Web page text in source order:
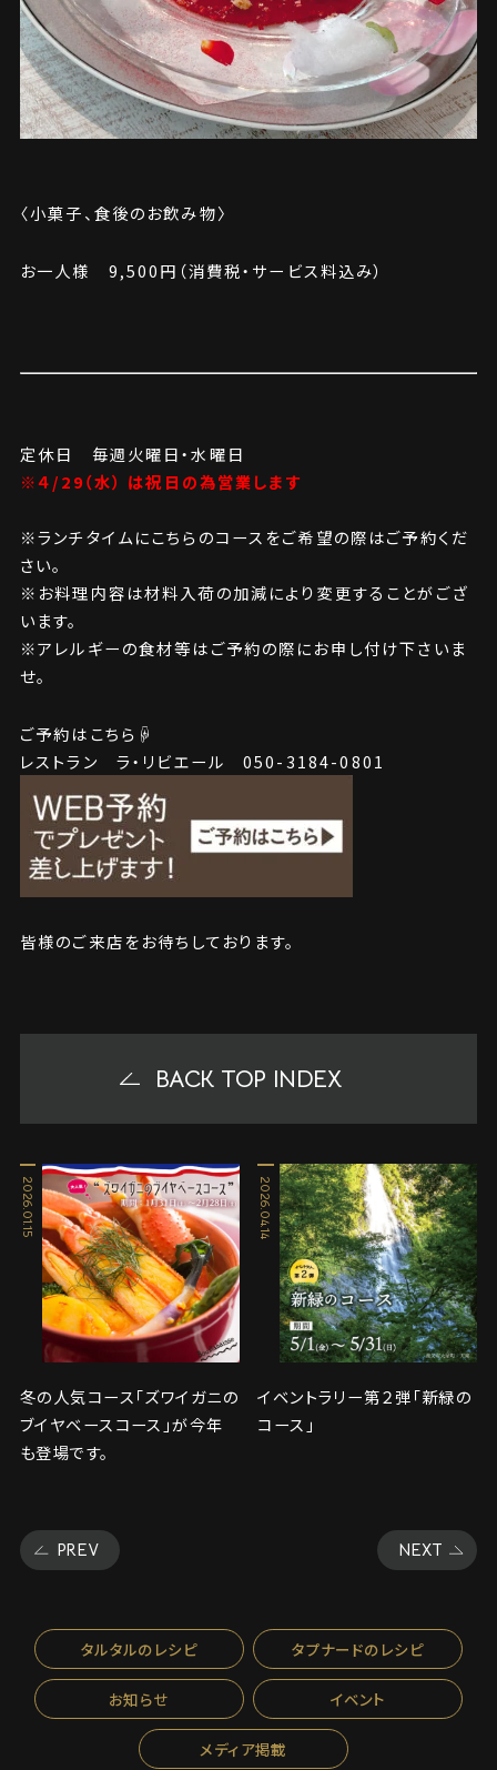
〈小菓子、食後のお飲み物〉
お一人様 9,500円（消費税・サービス料込み）
定休日 毎週火曜日・水曜日
※４/29（水） は祝日の為営業します
※ランチタイムにこちらのコースをご希望の際はご予約くだ
さい。
※お料理内容は材料入荷の加減により変更することがござ
います。
※アレルギーの食材等はご予約の際にお申し付け下さいま
せ。
ご予約はこちら☟
レストラン ラ・リビエール 050-3184-0801
皆様のご来店をお待ちしております。
BACK TOP INDEX
2026.01.15
冬の人気コース「ズワイガニの
ブイヤベースコース」が今年
も登場です。
2026.04.14
イベントラリー第２弾「新緑の
コース」
PREV NEXT
タルタルのレシピ タプナードのレシピ
お知らせ イベント
メディア掲載